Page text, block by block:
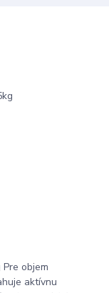
objem
aktívnu